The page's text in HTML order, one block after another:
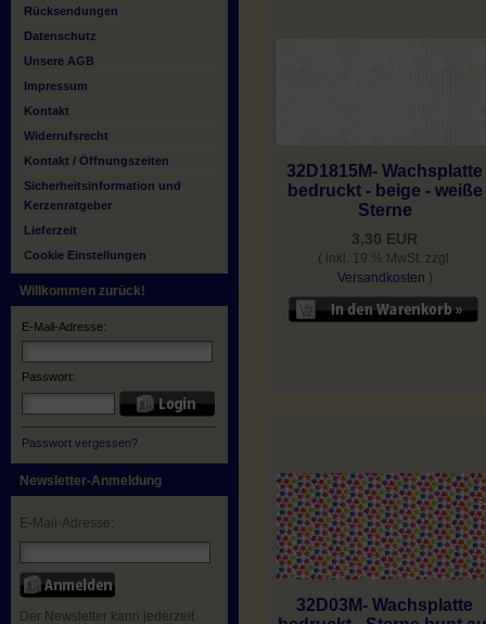
Rücksendungen
Datenschutz
Unsere AGB
Impressum
Kontakt
Widerrufsrecht
Kontakt / Öffnungszeiten
Sicherheitsinformation und
Kerzenratgeber
Lieferzeit
Cookie Einstellungen
Willkommen zurück!
E-Mail-Adresse:
Passwort:
Passwort vergessen?
Newsletter-Anmeldung
E-Mail-Adresse:
Der Newsletter kann jederzeit
32D1815M- Wachsplatte
bedruckt - beige - weiße
Sterne
3,30 EUR
( inkl. 19 % MwSt. zzgl.
Versandkosten )
32D03M- Wachsplatte